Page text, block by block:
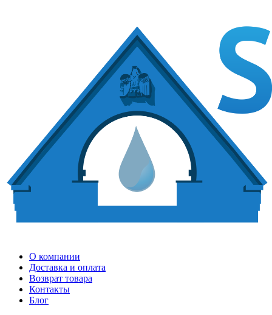
О компании
Доставка и оплата
Возврат товара
Контакты
Блог